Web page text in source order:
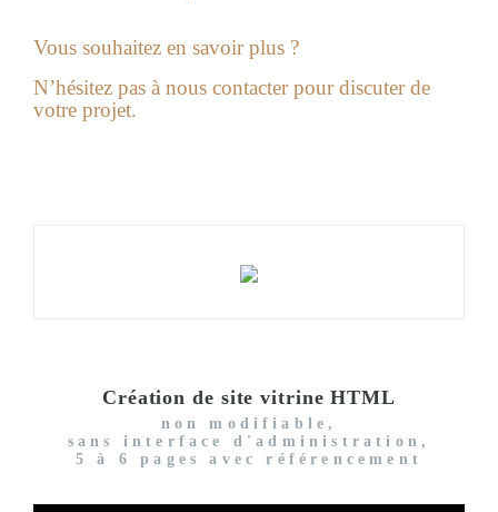
Vous souhaitez en savoir plus ?
N’hésitez pas à nous contacter pour discuter de
votre projet.
Création de site vitrine HTML
non modifiable,
sans interface d'administration,
5 à 6 pages avec référencement